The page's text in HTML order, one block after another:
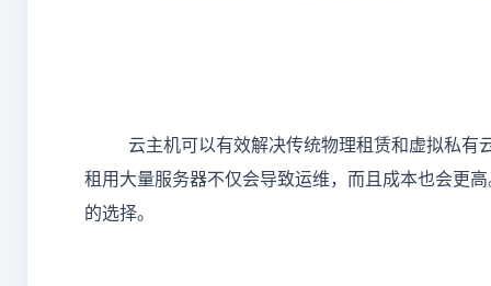
云主机可以有效解决传统物理租赁和虚拟私
租用大量服务器不仅会导致运维，而且成本也会更
的选择。